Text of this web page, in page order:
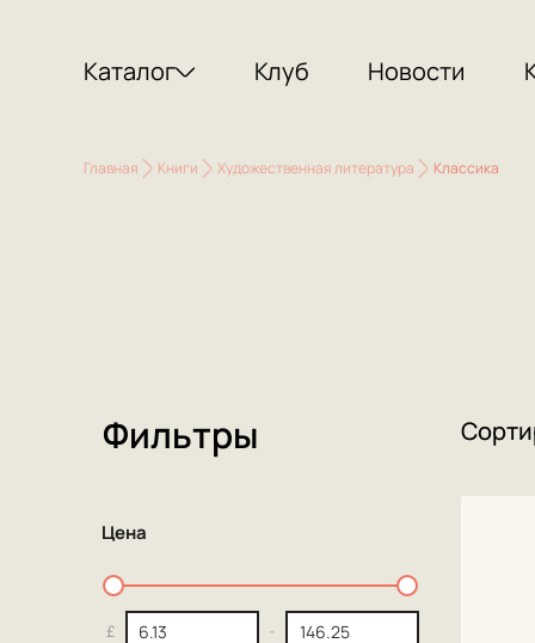
Каталог Клуб Новости
Главная Книги Художественная литература Классика
Фильтры
Цена
£ -